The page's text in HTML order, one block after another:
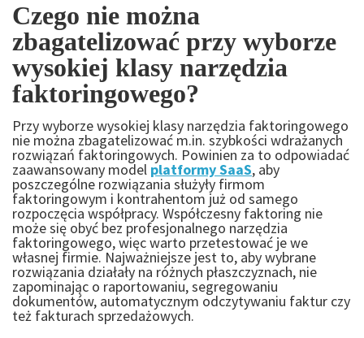
Czego nie można
zbagatelizować przy wyborze
wysokiej klasy narzędzia
faktoringowego?
Przy wyborze wysokiej klasy narzędzia faktoringowego
nie można zbagatelizować m.in. szybkości wdrażanych
rozwiązań faktoringowych. Powinien za to odpowiadać
zaawansowany model platformy SaaS, aby
poszczególne rozwiązania służyły firmom
faktoringowym i kontrahentom już od samego
rozpoczęcia współpracy. Współczesny faktoring nie
może się obyć bez profesjonalnego narzędzia
faktoringowego, więc warto przetestować je we
własnej firmie. Najważniejsze jest to, aby wybrane
rozwiązania działały na różnych płaszczyznach, nie
zapominając o raportowaniu, segregowaniu
dokumentów, automatycznym odczytywaniu faktur czy
też fakturach sprzedażowych.